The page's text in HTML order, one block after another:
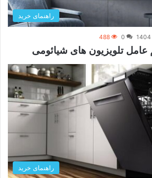
راهنمای خرید
0
488
تلویزیون های شیائومی
راهنمای خرید